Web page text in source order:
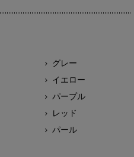
グレー
イエロー
パープル
レッド
パール